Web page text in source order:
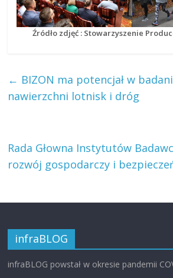
Źródło zdjęć : Stowarzyszenie
← BIZON ma potencjał w
nawierzchni lotnisk i dróg
Rada Głowna Instytutów
rozwój gospodarczy i
infraBLOG
infraBLOG powstał w okresie pandemii